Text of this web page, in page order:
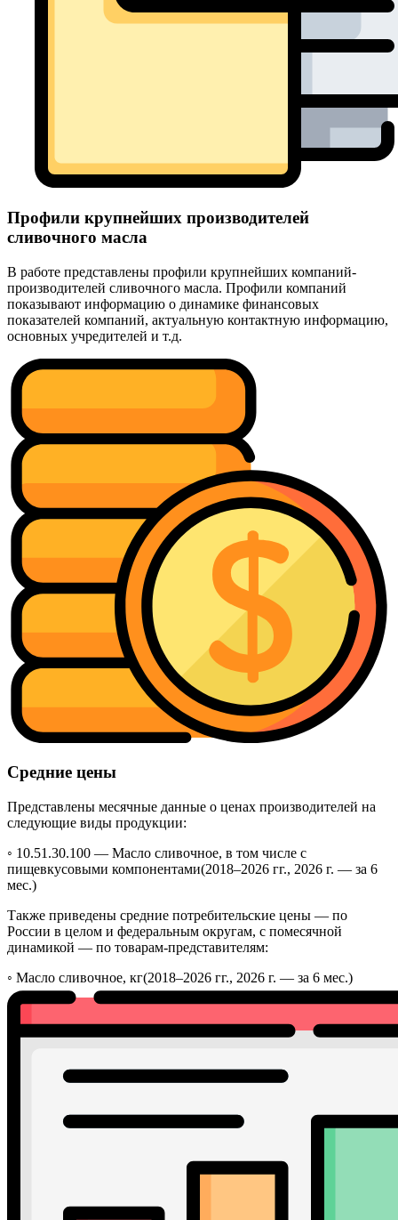
Профили крупнейших производителей
сливочного масла
В работе представлены профили крупнейших компаний-
производителей сливочного масла. Профили компаний
показывают информацию о динамике финансовых
показателей компаний, актуальную контактную информацию,
основных учредителей и т.д.
Средние цены
Представлены месячные данные о ценах производителей на
следующие виды продукции:
◦ 10.51.30.100 — Масло сливочное, в том числе с
пищевкусовыми компонентами(2018–2026 гг., 2026 г. — за 6
мес.)
Также приведены средние потребительские цены — по
России в целом и федеральным округам, с помесячной
динамикой — по товарам-представителям:
◦ Масло сливочное, кг(2018–2026 гг., 2026 г. — за 6 мес.)